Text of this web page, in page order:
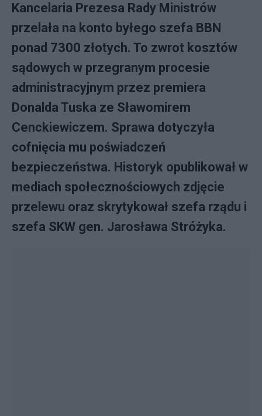
Kancelaria Prezesa Rady Ministrów
przelała na konto byłego szefa BBN
ponad 7300 złotych. To zwrot kosztów
sądowych w przegranym procesie
administracyjnym przez premiera
Donalda Tuska ze Sławomirem
Cenckiewiczem. Sprawa dotyczyła
cofnięcia mu poświadczeń
bezpieczeństwa. Historyk opublikował w
mediach społecznościowych zdjęcie
przelewu oraz skrytykował szefa rządu i
szefa SKW gen. Jarosława Stróżyka.